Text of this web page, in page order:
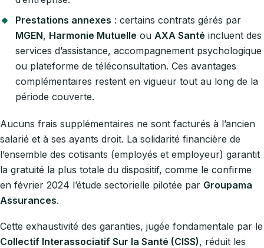
Prestations annexes : certains contrats gérés par
MGEN, Harmonie Mutuelle ou AXA Santé incluent des
services d’assistance, accompagnement psychologique
ou plateforme de téléconsultation. Ces avantages
complémentaires restent en vigueur tout au long de la
période couverte.
Aucuns frais supplémentaires ne sont facturés à l’ancien
salarié et à ses ayants droit. La solidarité financière de
l’ensemble des cotisants (employés et employeur) garantit
la gratuité la plus totale du dispositif, comme le confirme
en février 2024 l’étude sectorielle pilotée par Groupama
Assurances.
Cette exhaustivité des garanties, jugée fondamentale par le
Collectif Interassociatif Sur la Santé (CISS), réduit les